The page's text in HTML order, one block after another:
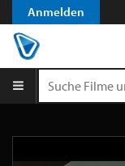
Anmelden